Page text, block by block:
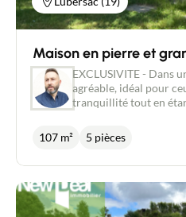
même projet
maison : • Toiture en ardoise en excellent état •
Environnement calme, sans
rénovation alliant
moderne Une
de la nature et de la
!
Maison en pierre et
EXCLUSIVITE - Dans
agréable, idéal pour
tranquillité tout en
GRANGE en L de 250
d’espace et de
une salle d'eau
des toilettes, ainsi
107 m² 5 pièces